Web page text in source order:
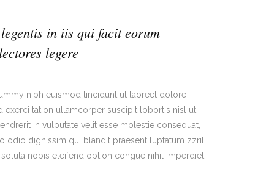
in iis qui facit eorum
legere
nibh euismod tincidunt ut laoreet dolore
exerci tation ullamcorper suscipit lobortis nisl ut
in vulputate velit esse molestie consequat,
odio dignissim qui blandit praesent luptatum zzril
nobis eleifend option congue nihil imperdiet.